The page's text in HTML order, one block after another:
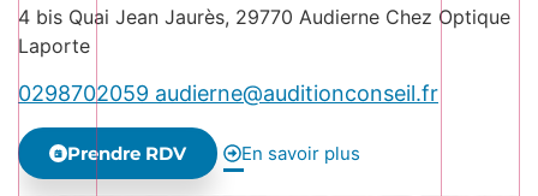
4 bis Quai Jean Jaurès, 29770 Audierne Chez Optique
Laporte
0298702059 audierne@auditionconseil.fr
Prendre RDV En savoir plus